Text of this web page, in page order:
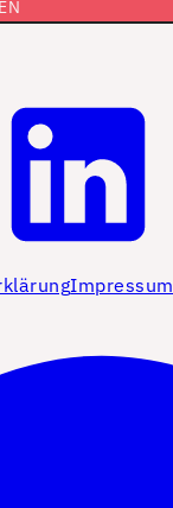
Impressum